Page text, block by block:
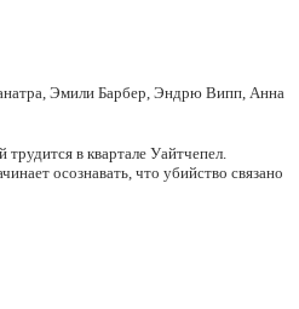
Эмили Барбер, Эндрю Випп, Анна
в квартале Уайтчепел.
осознавать, что убийство связано